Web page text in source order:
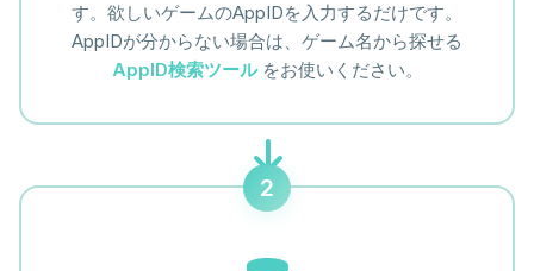
す。欲しいゲームのAppIDを入力するだけです。
AppIDが分からない場合は、ゲーム名から探せる
AppID検索ツールをお使いください。
2